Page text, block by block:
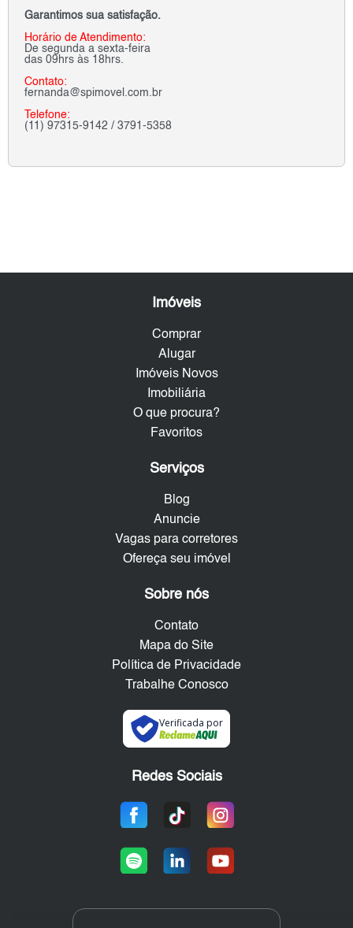
Garantimos sua satisfação.
Horário de Atendimento:
De segunda a sexta-feira
das 09hrs às 18hrs.
Contato:
fernanda@spimovel.com.br
Telefone:
(11) 97315-9142 / 3791-5358
Imóveis
Comprar
Alugar
Imóveis Novos
Imobiliária
O que procura?
Favoritos
Serviços
Blog
Anuncie
Vagas para corretores
Ofereça seu imóvel
Sobre nós
Contato
Mapa do Site
Política de Privacidade
Trabalhe Conosco
Verificada por
Redes Sociais